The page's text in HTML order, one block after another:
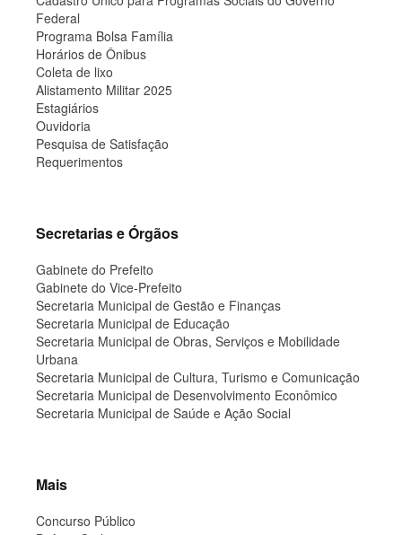
Federal
Programa Bolsa Família
Horários de Ônibus
Coleta de lixo
Alistamento Militar 2025
Estagiários
Ouvidoria
Pesquisa de Satisfação
Requerimentos
Secretarias e Órgãos
Gabinete do Prefeito
Gabinete do Vice-Prefeito
Secretaria Municipal de Gestão e Finanças
Secretaria Municipal de Educação
Secretaria Municipal de Obras, Serviços e Mobilidade
Urbana
Secretaria Municipal de Cultura, Turismo e Comunicação
Secretaria Municipal de Desenvolvimento Econômico
Secretaria Municipal de Saúde e Ação Social
Mais
Concurso Público